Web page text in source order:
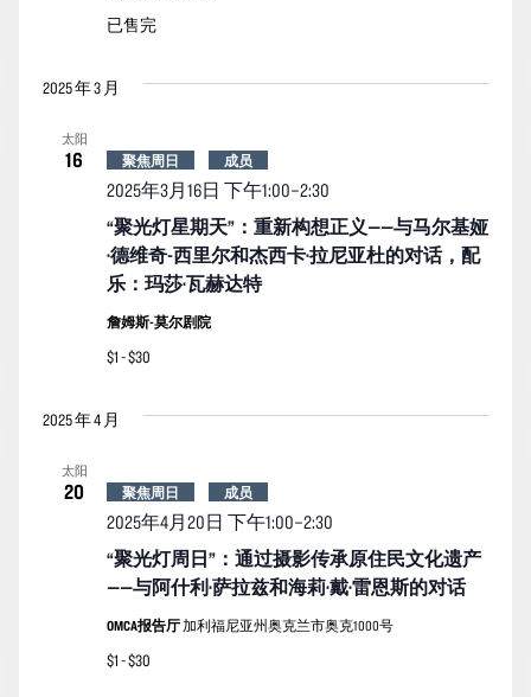
已售完
2025 年 3 月
太阳
16
“聚光灯星期天”：重新构想正义——与马尔基娅
·德维奇-西里尔和杰西卡·拉尼亚杜的对话，配
乐：玛莎·瓦赫达特
2025年3月16日 下午1:00–2:30
聚焦周日 成员
詹姆斯-莫尔剧院
$1 - $30
2025 年 4 月
太阳
20
“聚光灯周日”：通过摄影传承原住民文化遗产
——与阿什利·萨拉兹和海莉·戴·雷恩斯的对话
2025年4月20日 下午1:00–2:30
聚焦周日 成员
OMCA报告厅加利福尼亚州奥克兰市奥克1000号
$1 - $30